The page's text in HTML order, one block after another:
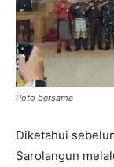
Poto bersama
Diketahui
Sarolangun